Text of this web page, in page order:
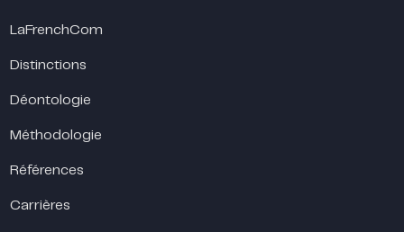
LaFrenchCom
Distinctions
Déontologie
Méthodologie
Références
Carrières